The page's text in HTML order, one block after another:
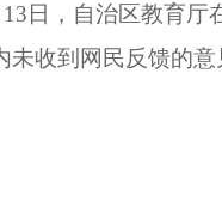
日，自治区教育厅
收到网民反馈的意